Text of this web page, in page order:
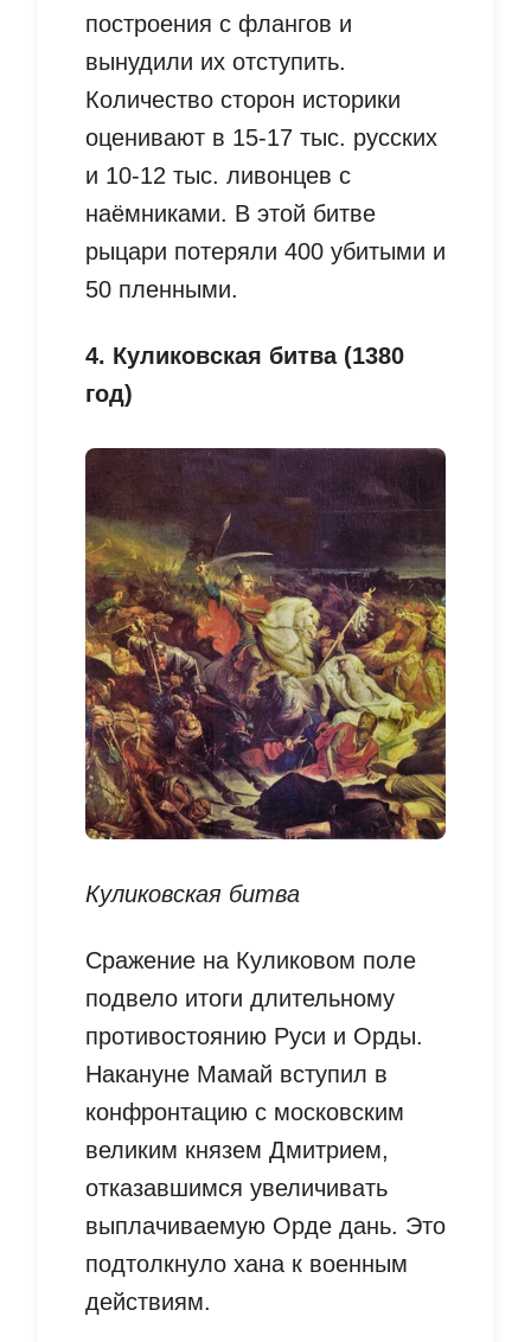
построения с флангов и
вынудили их отступить.
Количество сторон историки
оценивают в 15-17 тыс. русских
и 10-12 тыс. ливонцев с
наёмниками. В этой битве
рыцари потеряли 400 убитыми и
50 пленными.
4. Куликовская битва (1380
год)
Куликовская битва
Сражение на Куликовом поле
подвело итоги длительному
противостоянию Руси и Орды.
Накануне Мамай вступил в
конфронтацию с московским
великим князем Дмитрием,
отказавшимся увеличивать
выплачиваемую Орде дань. Это
подтолкнуло хана к военным
действиям.